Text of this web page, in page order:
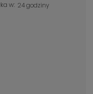
w: 24 godziny